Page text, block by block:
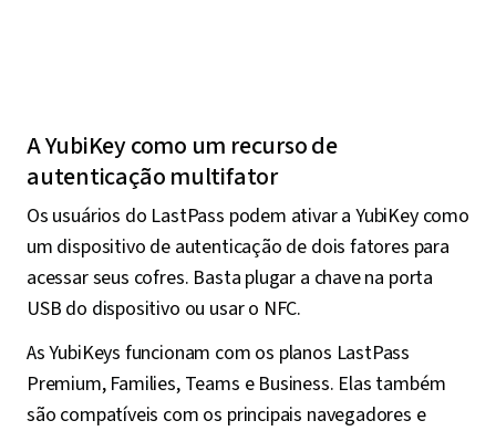
A YubiKey como um recurso de
autenticação multifator
Os usuários do LastPass podem ativar a YubiKey como
um dispositivo de autenticação de dois fatores para
acessar seus cofres. Basta plugar a chave na porta
USB do dispositivo ou usar o NFC.
As YubiKeys funcionam com os planos LastPass
Premium, Families, Teams e Business. Elas também
são compatíveis com os principais navegadores e